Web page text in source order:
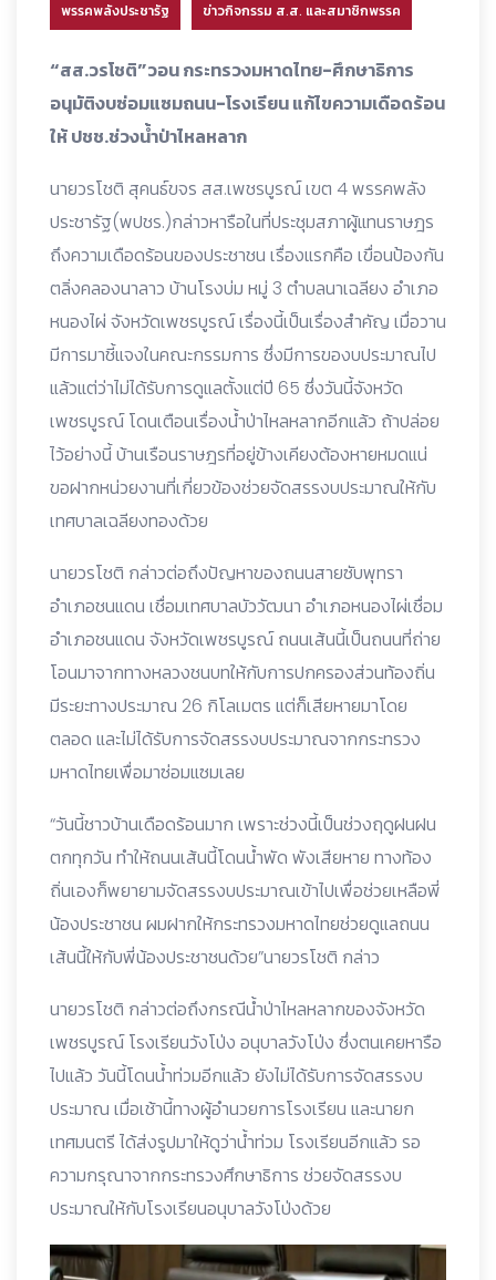
พรรคพลังประชารัฐ ข่าวกิจกรรม ส.ส. และสมาชิกพรรค
“สส.วรโชติ”วอน กระทรวงมหาดไทย-ศึกษาธิการ
อนุมัติงบซ่อมแซมถนน-โรงเรียน แก้ไขความเดือดร้อน
ให้ ปชช.ช่วงน้ำป่าไหลหลาก
นายวรโชติ สุคนธ์ขจร สส.เพชรบูรณ์ เขต 4 พรรคพลัง
ประชารัฐ(พปชร.)กล่าวหารือในที่ประชุมสภาผู้แทนราษฎร
ถึงความเดือดร้อนของประชาชน เรื่องแรกคือ เขื่อนป้องกัน
ตลิ่งคลองนาลาว บ้านโรงบ่ม หมู่ 3 ตำบลนาเฉลียง อำเภอ
หนองไผ่ จังหวัดเพชรบูรณ์ เรื่องนี้เป็นเรื่องสำคัญ เมื่อวาน
มีการมาชี้แจงในคณะกรรมการ ซึ่งมีการของบประมาณไป
แล้วแต่ว่าไม่ได้รับการดูแลตั้งแต่ปี 65 ซึ่งวันนี้จังหวัด
เพชรบูรณ์ โดนเตือนเรื่องน้ำป่าไหลหลากอีกแล้ว ถ้าปล่อย
ไว้อย่างนี้ บ้านเรือนราษฎรที่อยู่ข้างเคียงต้องหายหมดแน่
ขอฝากหน่วยงานที่เกี่ยวข้องช่วยจัดสรรงบประมาณให้กับ
เทศบาลเฉลียงทองด้วย
นายวรโชติ กล่าวต่อถึงปัญหาของถนนสายซับพุทรา
อำเภอชนแดน เชื่อมเทศบาลบัววัฒนา อำเภอหนองไผ่เชื่อม
อำเภอชนแดน จังหวัดเพชรบูรณ์ ถนนเส้นนี้เป็นถนนที่ถ่าย
โอนมาจากทางหลวงชนบทให้กับการปกครองส่วนท้องถิ่น
มีระยะทางประมาณ 26 กิโลเมตร แต่ก็เสียหายมาโดย
ตลอด และไม่ได้รับการจัดสรรงบประมาณจากกระทรวง
มหาดไทยเพื่อมาซ่อมแซมเลย
“วันนี้ชาวบ้านเดือดร้อนมาก เพราะช่วงนี้เป็นช่วงฤดูฝนฝน
ตกทุกวัน ทำให้ถนนเส้นนี้โดนน้ำพัด พังเสียหาย ทางท้อง
ถิ่นเองก็พยายามจัดสรรงบประมาณเข้าไปเพื่อช่วยเหลือพี่
น้องประชาชน ผมฝากให้กระทรวงมหาดไทยช่วยดูแลถนน
เส้นนี้ให้กับพี่น้องประชาชนด้วย”นายวรโชติ กล่าว
นายวรโชติ กล่าวต่อถึงกรณีน้ำป่าไหลหลากของจังหวัด
เพชรบูรณ์ โรงเรียนวังโป่ง อนุบาลวังโป่ง ซึ่งตนเคยหารือ
ไปแล้ว วันนี้โดนน้ำท่วมอีกแล้ว ยังไม่ได้รับการจัดสรรงบ
ประมาณ เมื่อเช้านี้ทางผู้อำนวยการโรงเรียน และนายก
เทศมนตรี ได้ส่งรูปมาให้ดูว่าน้ำท่วม โรงเรียนอีกแล้ว รอ
ความกรุณาจากกระทรวงศึกษาธิการ ช่วยจัดสรรงบ
ประมาณให้กับโรงเรียนอนุบาลวังโป่งด้วย